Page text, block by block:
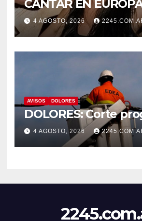
CANTAR EN
4 AGOSTO, 2026
AVISOS DOLORES
DOLORES: Corte
4 AGOSTO, 2026